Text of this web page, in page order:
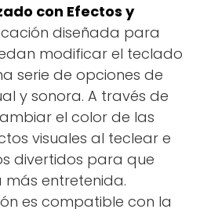
con Efectos y
diseñada para
modificar el teclado
serie de opciones de
y sonora. A través de
el color de las
visuales al teclear e
divertidos para que
entretenida.
es compatible con la